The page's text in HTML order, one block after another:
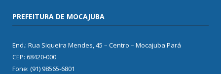
PREFEITURA DE MOCAJUBA
End.: Rua Siqueira Mendes, 45 – Centro – Mocajuba Pará
CEP: 68420-000
Fone: (91) 98565-6801